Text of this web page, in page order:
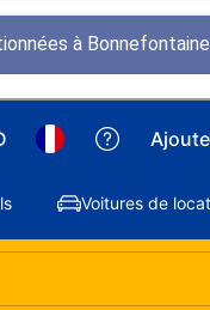
à Bonnefontaine